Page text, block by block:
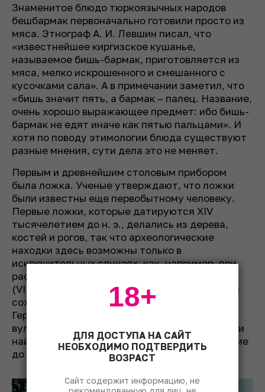
Знаменитое блюдо тюркоязычных народов
бешбармак первоначально готовили просто из
мяса. Этнограф А. И. Левшин писал, что
«известнейшее киргизское кушанье,
называемое бишь-бармак, приготовляется из
мяса, мелко искрошенного и смешанного с
кусочками сала». А в примечании заметил, что
«бишь значит пять, а бармак – палец. Название,
очень хорошо выражающее предмет: ибо бишь-
бармак не едят иначе как пятью пальцами». И
хотя по поводу этимологии блюда существуют
разные мнения, сути дела это не меняет.
Первым и древнейшим столовым прибором
была ложка. Ученые утверждают, что ложки
были известны еще первобытному человеку.
Первые ложки, которые датируются XIV
тысячелетием до н. э., делались из дерева,
костей и рогов, так что археологические
находки здесь возможны только в
исключительных случаях, как, например, при
раскопках поселения Чатал-Гуюк в Анатолии
(VIII-VI тысячелетия до н. э.), где такие ложки
сохранились в обугленном виде, или в
Геркулануме (I век), где их засыпало
вулканическим пеплом. Металлические ложки
найдены в месопотамском Уре (III тысячелетие
до н. э.).
ДЛЯ ДОСТУПА НА САЙТ
НЕОБХОДИМО ПОДТВЕРДИТЬ
ВОЗРАСТ
Сайт содержит информацию, не
18+